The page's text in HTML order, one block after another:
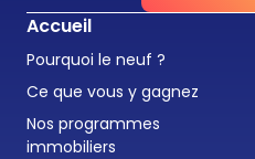
Accueil
Pourquoi le neuf ?
Ce que vous y gagnez
Nos programmes
immobiliers